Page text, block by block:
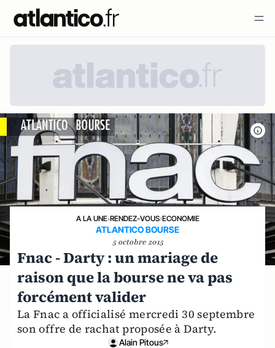
A LA UNE›RENDEZ-VOUS›ECONOMIE
ATLANTICO BOURSE
5 octobre 2015
Fnac - Darty : un mariage de
raison que la bourse ne va pas
forcément valider
La Fnac a officialisé mercredi 30 septembre
son offre de rachat proposée à Darty.
Alain Pitous